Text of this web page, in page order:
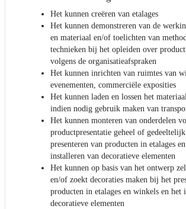
Het kunnen creëren van etalages
Het kunnen demonstreren van de
en materiaal en/of toelichten van
technieken bij het opleiden over
volgens de organisatieafspraken
Het kunnen inrichten van ruimtes van
evenementen, commerciële exposities
Het kunnen laden en lossen het
indien nodig gebruik maken van
Het kunnen monteren van onderdelen
productpresentatie geheel of
presenteren van producten in etalages
installeren van decoratieve elementen
Het kunnen op basis van het ontwerp
en/of zoekt decoraties maken bij het
producten in etalages en winkels en het
decoratieve elementen